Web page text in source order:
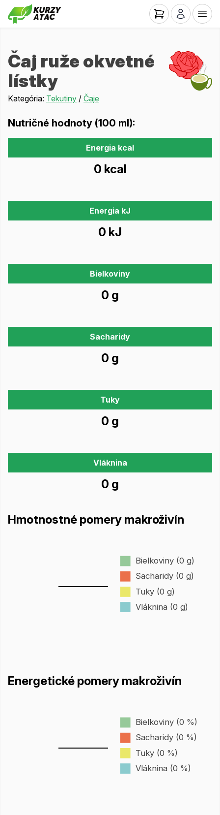
Čaj ruže okvetné
lístky
Kategória: Tekutiny / Čaje
Nutričné hodnoty (100 ml):
Energia kcal
0 kcal
Energia kJ
0 kJ
Bielkoviny
0 g
Sacharidy
0 g
Tuky
0 g
Vláknina
0 g
Hmotnostné pomery makroživín
Bielkoviny (0 g)
Sacharidy (0 g)
Tuky (0 g)
Vláknina (0 g)
Energetické pomery makroživín
Bielkoviny (0 %)
Sacharidy (0 %)
Tuky (0 %)
Vláknina (0 %)